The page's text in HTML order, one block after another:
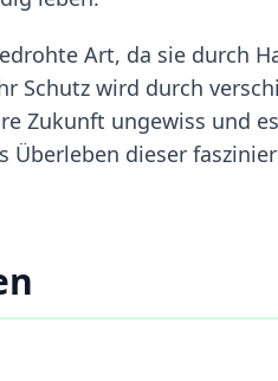
Art, da sie durch
Schutz wird durch
Zukunft ungewiss und
Überleben dieser